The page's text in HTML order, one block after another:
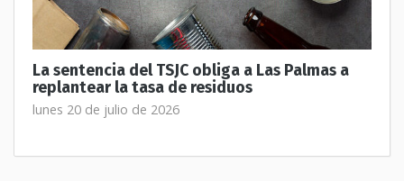
La sentencia del TSJC obliga a Las Palmas a
replantear la tasa de residuos
lunes 20 de julio de 2026